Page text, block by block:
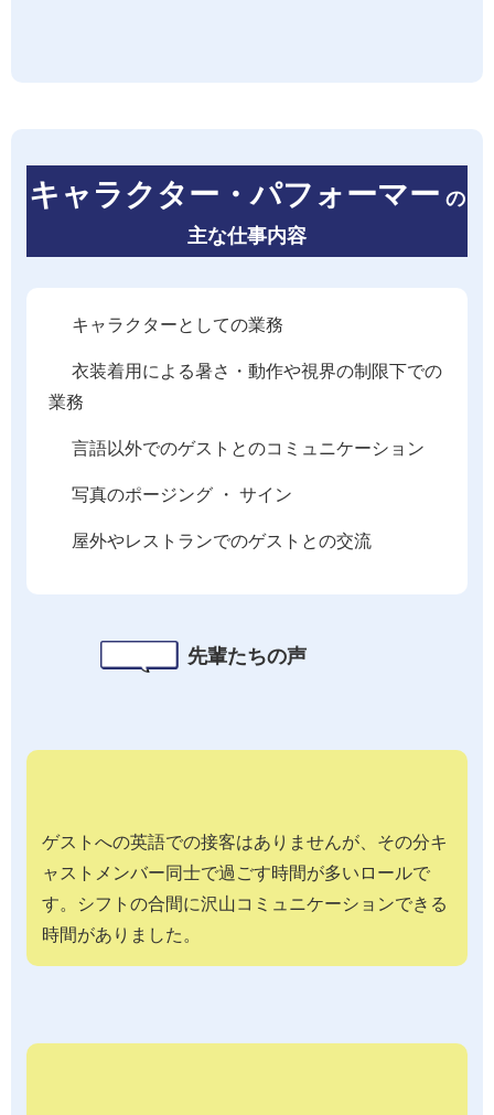
キャラクター・パフォーマー の
主な仕事内容
キャラクターとしての業務
衣装着用による暑さ・動作や視界の制限下での
業務
言語以外でのゲストとのコミュニケーション
写真のポージング ・ サイン
屋外やレストランでのゲストとの交流
先輩たちの声
ゲストへの英語での接客はありませんが、その分キ
ャストメンバー同士で過ごす時間が多いロールで
す。シフトの合間に沢山コミュニケーションできる
時間がありました。